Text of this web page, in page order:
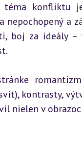
konfliktu
nepochopený a
boj za ideály
kontrasty,
nielen v